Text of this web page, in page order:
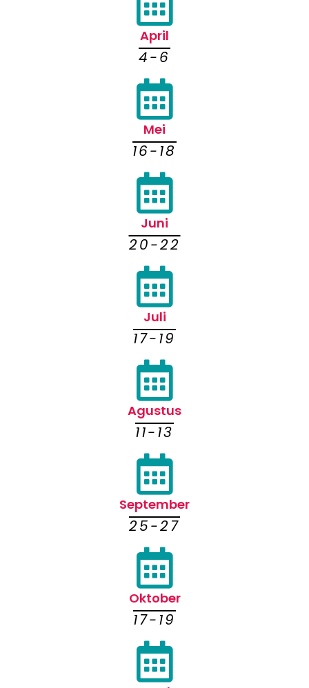
April
4-6
Mei
16-18
Juni
20-22
Juli
17-19
Agustus
11-13
September
25-27
Oktober
17-19